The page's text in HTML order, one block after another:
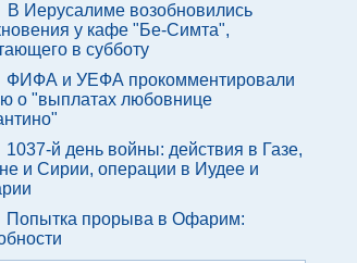
В Иерусалиме возобновились
у кафе "Бе-Симта",
в субботу
ФИФА и УЕФА прокомментировали
о "выплатах любовнице
1037-й день войны: действия в Газе,
и Сирии, операции в Иудее и
Попытка прорыва в Офарим: